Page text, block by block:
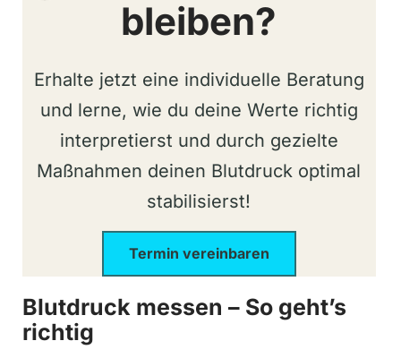
bleiben?
Erhalte jetzt eine individuelle Beratung
und lerne, wie du deine Werte richtig
interpretierst und durch gezielte
Maßnahmen deinen Blutdruck optimal
stabilisierst!
Termin vereinbaren
Blutdruck messen – So geht’s
richtig